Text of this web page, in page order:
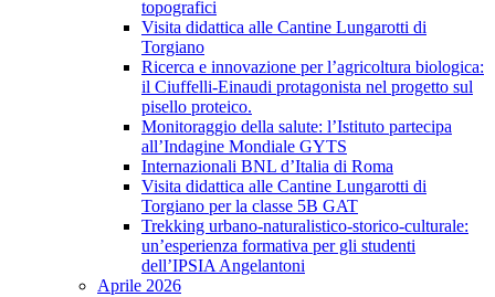
topografici
Visita didattica alle Cantine Lungarotti di
Torgiano
Ricerca e innovazione per l’agricoltura biologica:
il Ciuffelli-Einaudi protagonista nel progetto sul
pisello proteico.
Monitoraggio della salute: l’Istituto partecipa
all’Indagine Mondiale GYTS
Internazionali BNL d’Italia di Roma
Visita didattica alle Cantine Lungarotti di
Torgiano per la classe 5B GAT
Trekking urbano-naturalistico-storico-culturale:
un’esperienza formativa per gli studenti
dell’IPSIA Angelantoni
Aprile 2026